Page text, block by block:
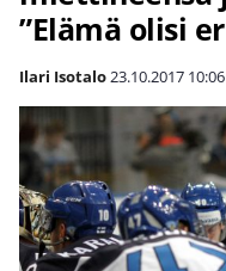
”Elämä olisi
Ilari Isotalo23.10.2017 10:06